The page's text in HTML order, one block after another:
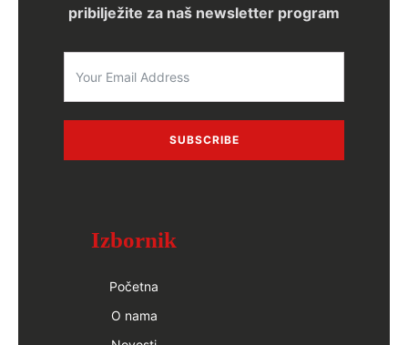
pribilježite za naš newsletter program
SUBSCRIBE
Izbornik
Početna
O nama